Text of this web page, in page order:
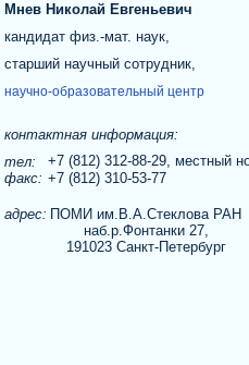
Мнев Николай Евгеньевич
кандидат физ.-мат. наук,
старший научный сотрудник,
научно-образовательный центр
контактная информация:
тел:
+7 (812) 312-88-29, местный
факс: +7 (812) 310-53-77
адрес: ПОМИ им.В.А.Стеклова РАН
наб.р.Фонтанки 27,
191023 Санкт-Петербург